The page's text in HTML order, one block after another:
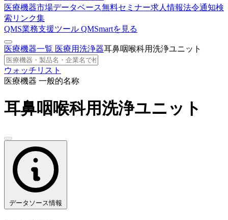
医療機器市場データベース無料セミナー求人情報法令通知検
索 リンク集
QMS業務支援ツール QMSmartを見る
医療機器一覧 医療用洗浄器耳鼻咽喉科用洗浄ユニット
ウォッチリスト
医療機器 一般的名称
耳鼻咽喉科用洗浄ユニット
データソース情報